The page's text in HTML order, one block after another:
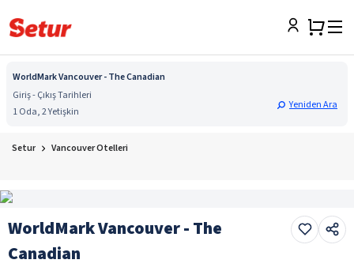
WorldMark Vancouver - The Canadian
Giriş - Çıkış Tarihleri
1 Oda, 2 Yetişkin
Yeniden Ara
Setur Vancouver Otelleri
WorldMark Vancouver - The
Canadian